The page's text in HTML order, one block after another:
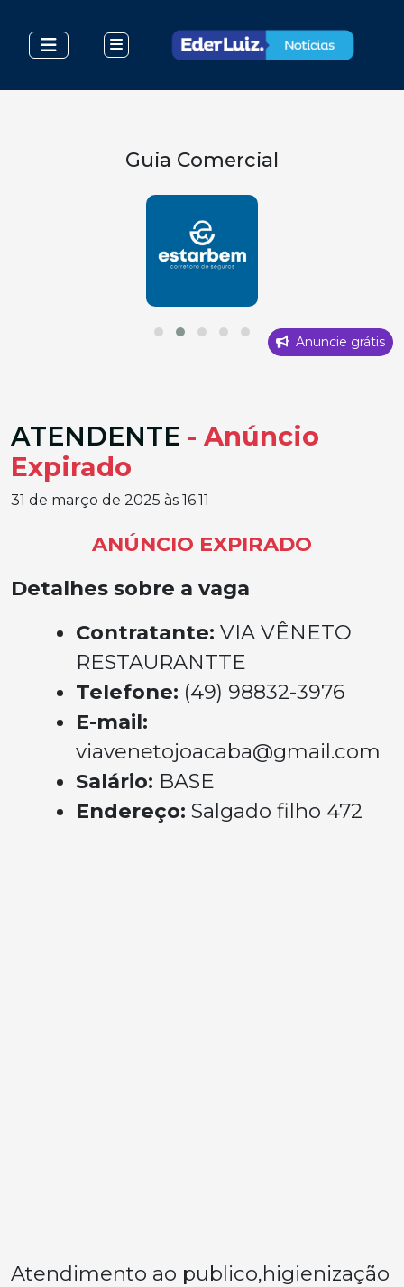
Guia Comercial
Anuncie grátis
ATENDENTE - Anúncio
Expirado
31 de março de 2025 às 16:11
ANÚNCIO EXPIRADO
Detalhes sobre a vaga
Contratante: VIA VÊNETO
RESTAURANTTE
Telefone: (49) 98832-3976
E-mail:
viavenetojoacaba@gmail.com
Salário: BASE
Endereço: Salgado filho 472
Atendimento ao publico,higienização